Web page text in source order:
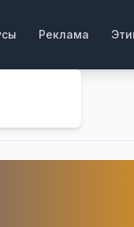
Реклама